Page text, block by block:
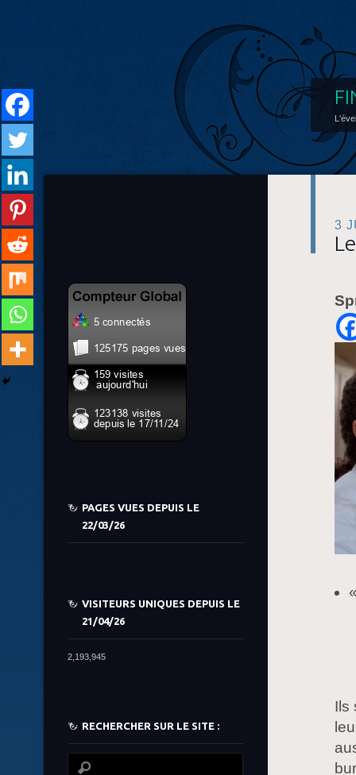
3
Ils
PAGES VUES DEPUIS LE
22/03/26
VISITEURS UNIQUES DEPUIS LE
21/04/26
2,193,945
RECHERCHER SUR LE SITE :